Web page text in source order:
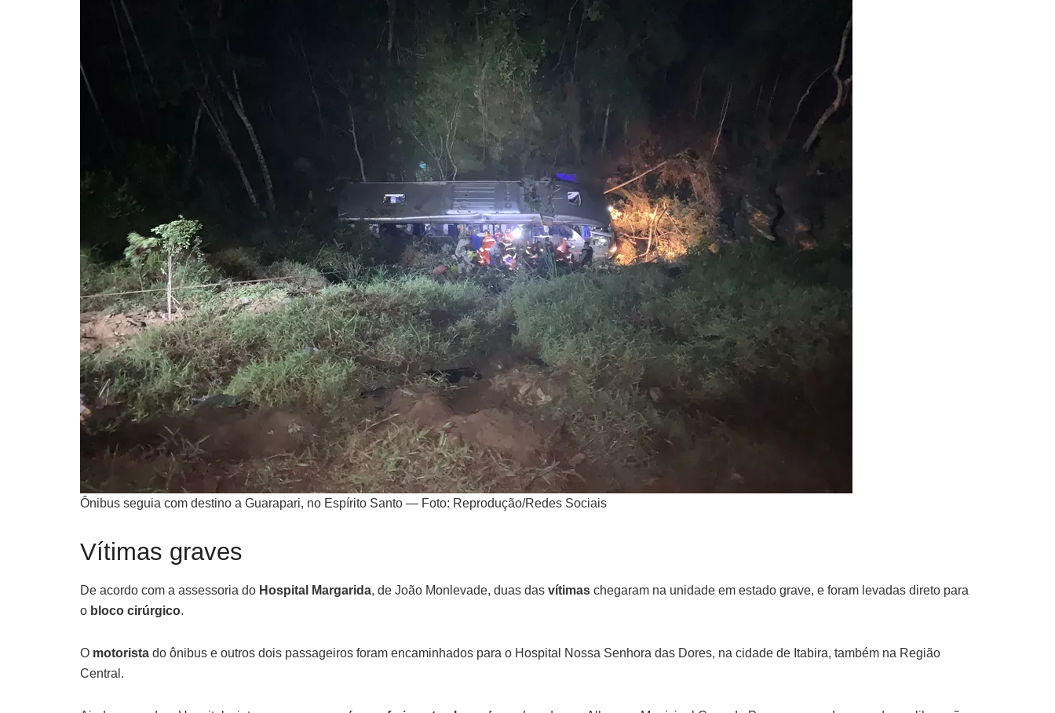
Ônibus seguia com destino a Guarapari, no Espírito Santo — Foto: Reprodução/Redes Sociais
Vítimas graves
De acordo com a assessoria do Hospital Margarida, de João Monlevade, duas das vítimas chegaram na unidade em estado grave, e foram levadas direto para
o bloco cirúrgico.
O motorista do ônibus e outros dois passageiros foram encaminhados para o Hospital Nossa Senhora das Dores, na cidade de Itabira, também na Região
Central.